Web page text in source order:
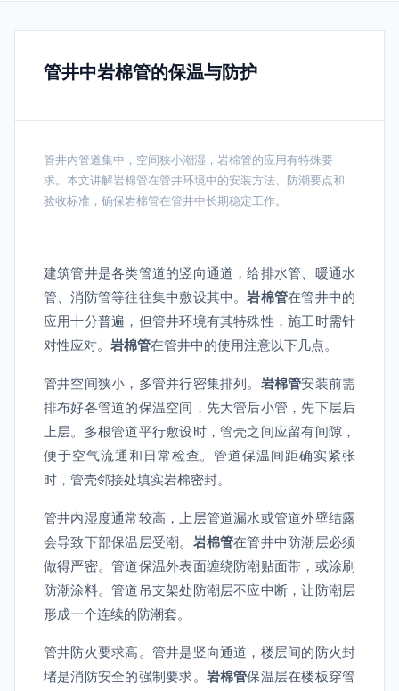
管井中岩棉管的保温与防护
管井内管道集中，空间狭小潮湿，岩棉管的应用有特殊要
求。本文讲解岩棉管在管井环境中的安装方法、防潮要点和
验收标准，确保岩棉管在管井中长期稳定工作。
建筑管井是各类管道的竖向通道，给排水管、暖通水
管、消防管等往往集中敷设其中。岩棉管在管井中的
应用十分普遍，但管井环境有其特殊性，施工时需针
对性应对。 岩棉管在管井中的使用注意以下几点。
管井空间狭小，多管并行密集排列。 岩棉管安装前需
排布好各管道的保温空间，先大管后小管，先下层后
上层。多根管道平行敷设时，管壳之间应留有间隙，
便于空气流通和日常检查。管道保温间距确实紧张
时，管壳邻接处填实岩棉密封。
管井内湿度通常较高，上层管道漏水或管道外壁结露
会导致下部保温层受潮。 岩棉管在管井中防潮层必须
做得严密。管道保温外表面缠绕防潮贴面带，或涂刷
防潮涂料。管道吊支架处防潮层不应中断，让防潮层
形成一个连续的防潮套。
管井防火要求高。管井是竖向通道，楼层间的防火封
堵是消防安全的强制要求。 岩棉管保温层在楼板穿管